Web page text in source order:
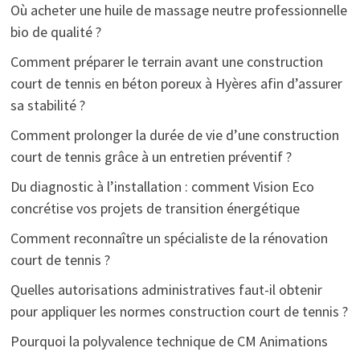
Où acheter une huile de massage neutre professionnelle
bio de qualité ?
Comment préparer le terrain avant une construction
court de tennis en béton poreux à Hyères afin d’assurer
sa stabilité ?
Comment prolonger la durée de vie d’une construction
court de tennis grâce à un entretien préventif ?
Du diagnostic à l’installation : comment Vision Eco
concrétise vos projets de transition énergétique
Comment reconnaître un spécialiste de la rénovation
court de tennis ?
Quelles autorisations administratives faut-il obtenir
pour appliquer les normes construction court de tennis ?
Pourquoi la polyvalence technique de CM Animations